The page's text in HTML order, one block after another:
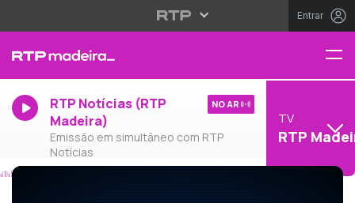
Entrar
RTP Notícias (RTP
Madeira)
Emissão em simultâneo com RTP
Notícias
NO AR
TV
RTP